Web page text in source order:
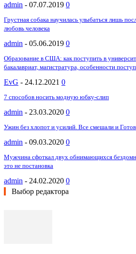
admin - 07.07.2019 0
Грустная собака научилась улыбаться лишь
любовь человека
admin - 05.06.2019 0
Образование в США: как поступить в
бакалавриат, магистратура, особенности
EvG - 24.12.2021 0
7 способов носить модную юбку-слип
admin - 23.03.2020 0
Ужин без хлопот и усилий. Все смешали и
admin - 09.03.2020 0
Мужчина сфоткал двух обнимающихся
это не постановка
admin - 24.02.2020 0
Выбор редактора